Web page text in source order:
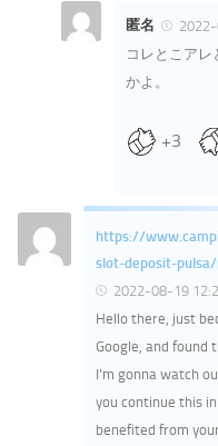
匿名
コレとこア
かよ。
+3
https://
slot-deposit-
2022-08-19
Hello there, just
Google, and found
I’m gonna watch
you continue this
benefited from